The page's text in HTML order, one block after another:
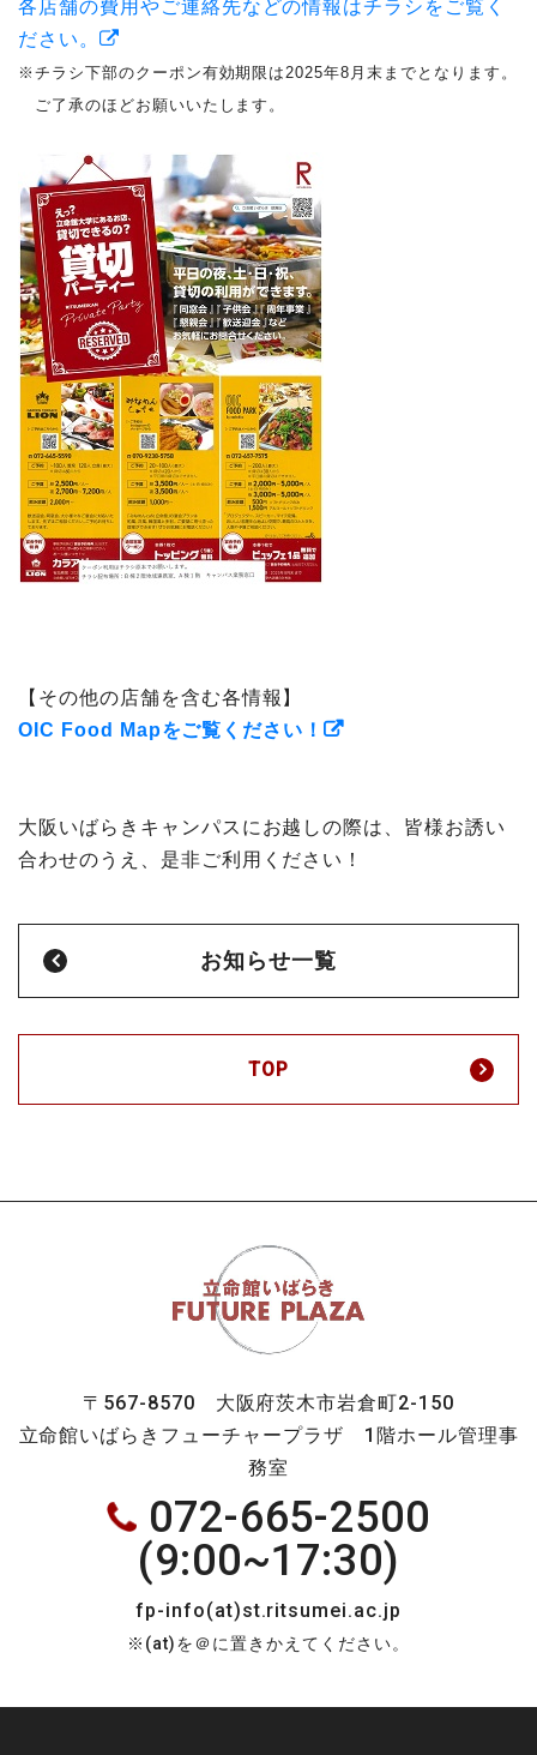
各店舗の費用やご連絡先などの情報はチラシをご覧く
ださい。
※チラシ下部のクーポン有効期限は2025年8月末までとなります。
ご了承のほどお願いいたします。
【その他の店舗を含む各情報】
OIC Food Mapをご覧ください！
大阪いばらきキャンパスにお越しの際は、皆様お誘い
合わせのうえ、是非ご利用ください！
お知らせ一覧
TOP
〒567-8570 大阪府茨木市岩倉町2-150
立命館いばらきフューチャープラザ 1階ホール管理事
務室
072-665-2500
(9:00~17:30)
fp-info(at)st.ritsumei.ac.jp
※(at)を＠に置きかえてください。